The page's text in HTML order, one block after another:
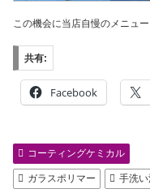
この機会に当店自慢のメニュ
共有:
Facebook
コーティングケミカル
ガラスポリマー 手洗